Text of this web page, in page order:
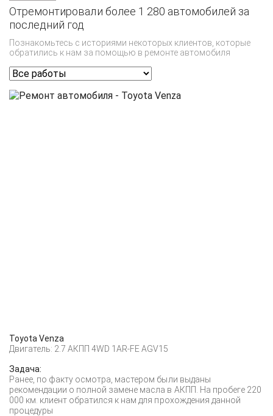
Отремонтировали более 1 280 автомобилей за
последний год
Познакомьтесь с историями некоторых клиентов, которые
обратились к нам за помощью в ремонте автомобиля
Toyota Venza
Двигатель: 2.7 АКПП 4WD 1AR-FE AGV15
Задача:
Ранее, по факту осмотра, мастером были выданы
рекомендации о полной замене масла в АКПП. На пробеге 220
000 км. клиент обратился к нам для прохождения данной
процедуры